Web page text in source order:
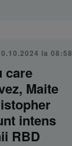
la 08:58
care
Maite
intens
RBD